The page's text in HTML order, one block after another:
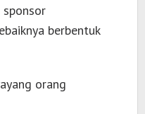
berbentuk
orang